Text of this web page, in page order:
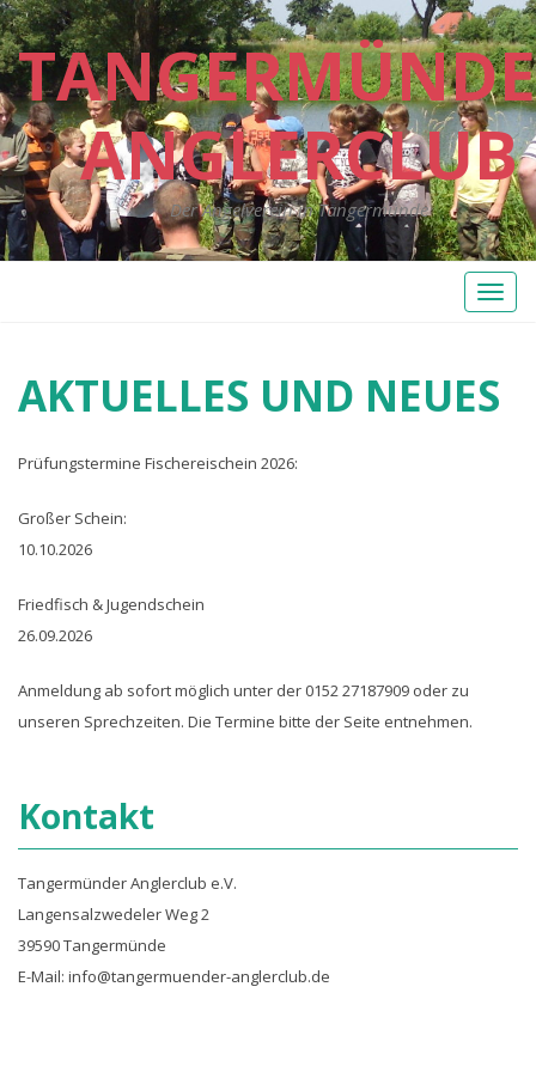
ANGLERCLUB
Der Angelverein in Tangermünde
Toggle
AKTUELLES UND NEUES
Prüfungstermine Fischereischein 2026:
Großer Schein:
10.10.2026
Friedfisch & Jugendschein
26.09.2026
Anmeldung ab sofort möglich unter der 0152 27187909 oder zu
unseren Sprechzeiten. Die Termine bitte der Seite entnehmen.
Kontakt
Tangermünder Anglerclub e.V.
Langensalzwedeler Weg 2
39590 Tangermünde
E-Mail: info@tangermuender-anglerclub.de